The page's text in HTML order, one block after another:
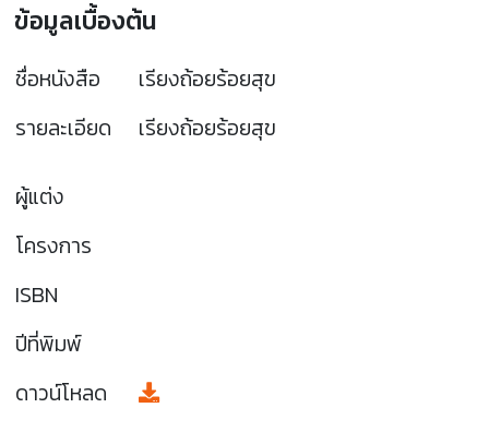
ข้อมูลเบื้องต้น
ชื่อหนังสือ
เรียงถ้อยร้อยสุข
รายละเอียด
เรียงถ้อยร้อยสุข
ผู้แต่ง
โครงการ
ISBN
ปีที่พิมพ์
ดาวน์โหลด